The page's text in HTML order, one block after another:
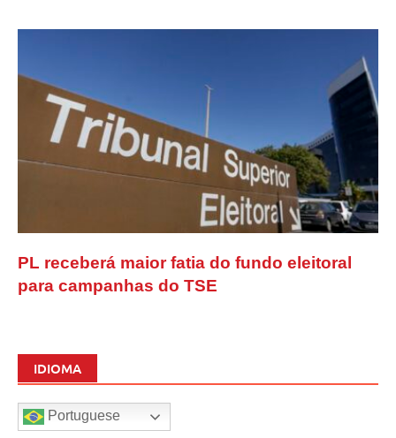
PL receberá maior fatia do fundo eleitoral
para campanhas do TSE
IDIOMA
Portuguese